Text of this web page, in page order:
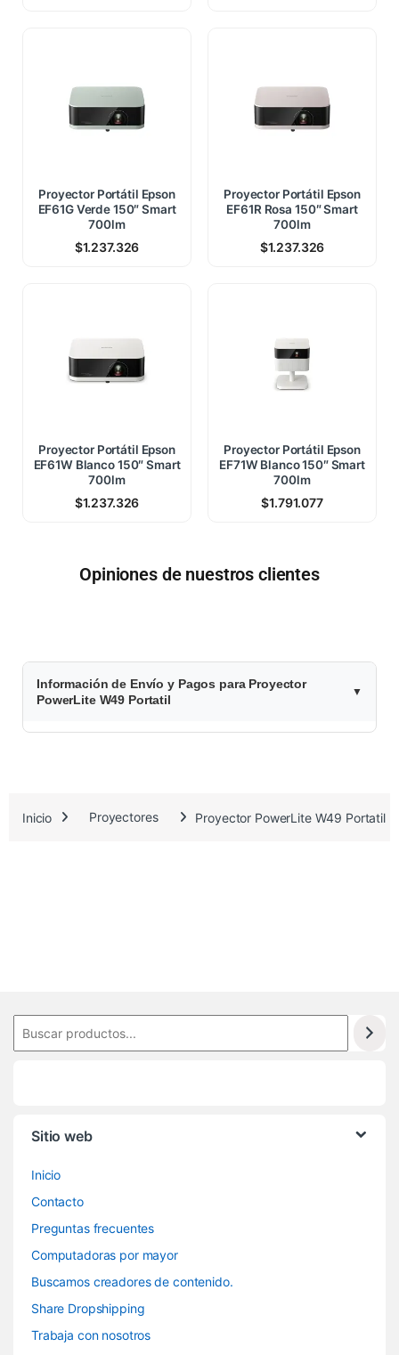
Proyector Portátil Epson
EF61G Verde 150″ Smart
700lm
$1.237.326
Proyector Portátil Epson
EF61R Rosa 150″ Smart
700lm
$1.237.326
Proyector Portátil Epson
EF61W Blanco 150″ Smart
700lm
$1.237.326
Proyector Portátil Epson
EF71W Blanco 150″ Smart
700lm
$1.791.077
Opiniones de nuestros clientes
$
1
.
7
0
Información de Envío y Pagos para Proyector
PowerLite W49 Portatil
Inicio Proyectores Proyector PowerLite W49 Portatil
Sitio web
Inicio
Contacto
Preguntas frecuentes
Computadoras por mayor
Buscamos creadores de contenido.
Share Dropshipping
Trabaja con nosotros